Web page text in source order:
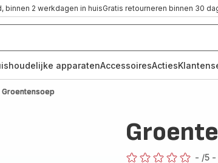
binnen 2 werkdagen in huisGratis retourneren binnen 30
apparatenAccessoiresActies
Groentensoep
- /5 -